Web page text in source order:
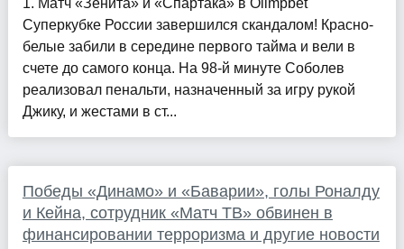
1. Матч «Зенита» и «Спартака» в Olimpbet
Суперкубке России завершился скандалом! Красно-
белые забили в середине первого тайма и вели в
счете до самого конца. На 98-й минуте Соболев
реализовал пенальти, назначенный за игру рукой
Джику, и жестами в ст...
Победы «Динамо» и «Баварии», голы Роналду
и Кейна, сотрудник «Матч ТВ» обвинен в
финансировании терроризма и другие новости